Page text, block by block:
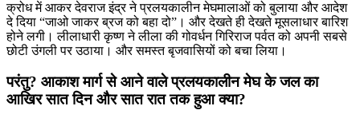
क्रोध में आकर देवराज इंद्र ने प्रलयकालीन मेघमालाओं को बुलाया और आदेश
दे दिया “जाओ जाकर ब्रज को बहा दो”। और देखते ही देखते मूसलाधार बारिश
होने लगी। लीलाधारी कृष्ण ने लीला की गोवर्धन गिरिराज पर्वत को अपनी सबसे
छोटी उंगली पर उठाया। और समस्त बृजवासियों को बचा लिया।
परंतु? आकाश मार्ग से आने वाले प्रलयकालीन मेघ के जल का
आखिर सात दिन और सात रात तक हुआ क्या?